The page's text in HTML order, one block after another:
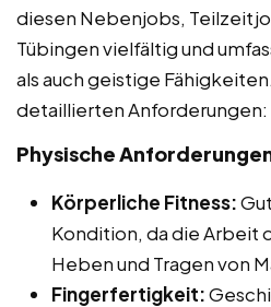
diesen Nebenjobs,
Tübingen vielfältig und
als auch geistige
detaillierten Anforderungen:
Physische
Körperliche Fitness:
Kondition, da die Arbeit
Heben und Tragen von
Fingerfertigkeit: